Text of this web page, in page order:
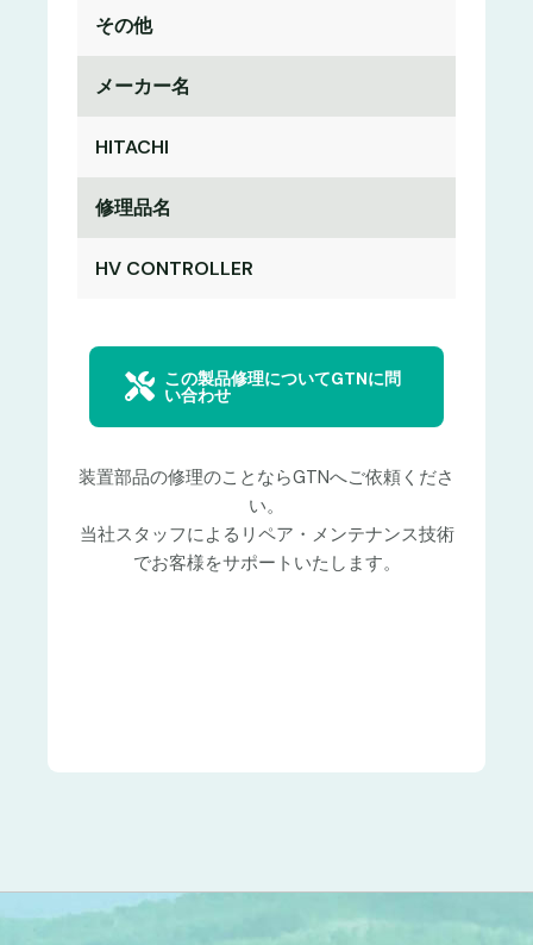
その他
メーカー名
HITACHI
修理品名
HV CONTROLLER
この製品修理についてGTNに問
い合わせ
装置部品の修理のことならGTNへご依頼くださ
い。
当社スタッフによるリペア・メンテナンス技術
でお客様をサポートいたします。